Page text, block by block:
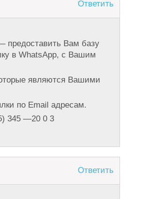
Ответить
предоставить Вам базу
в WhatsApp, с Вашим
являются Вашими
по Email адресам.
345 —20 0 3
Ответить